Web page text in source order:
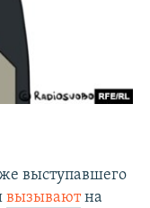
выступавшего
вызываютна